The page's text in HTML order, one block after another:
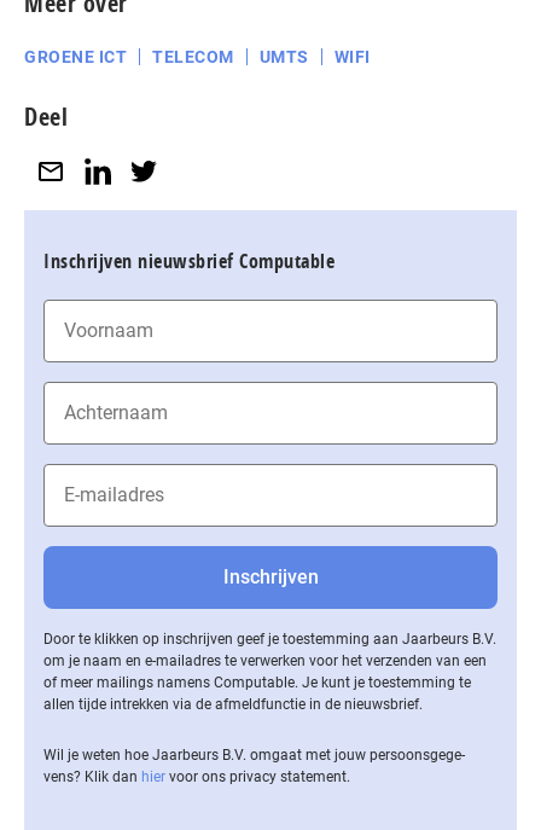
GROENE ICT TELECOM UMTS WIFI
Deel
Inschrijven nieuwsbrief Computable
Door te klikken op inschrijven geef je toestemming aan Jaarbeurs B.V.
om je naam en e-mailadres te verwerken voor het verzenden van een
of meer mailings namens Computable. Je kunt je toestemming te
allen tijde intrekken via de af­meld­func­tie in de nieuwsbrief.
Wil je weten hoe Jaarbeurs B.V. omgaat met jouw per­soons­ge­ge­
vens? Klik dan hier voor ons privacy statement.